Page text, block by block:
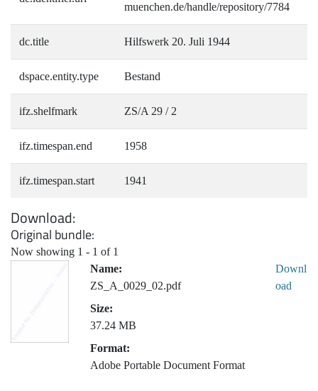
muenchen.de/handle/repository/7784
dc.title Hilfswerk 20. Juli 1944
dspace.entity.type Bestand
ifz.shelfmark ZS/A 29 / 2
ifz.timespan.end 1958
ifz.timespan.start 1941
Download
Original bundle
Now showing 1 - 1 of 1
Name:
ZS_A_0029_02.pdf
Size:
37.24 MB
Format:
Adobe Portable Document Format
Downl
oad